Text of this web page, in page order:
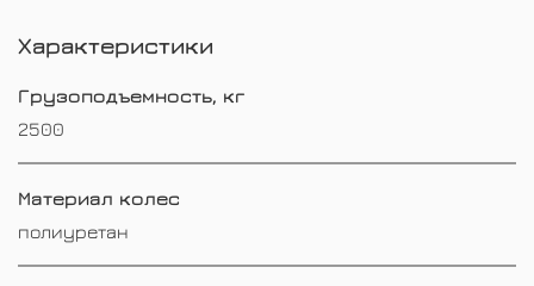
Характеристики
Грузоподъемность, кг
2500
Материал колес
полиуретан